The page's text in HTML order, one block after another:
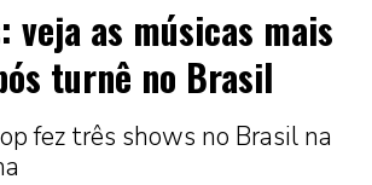
veja as músicas mais
turnê no Brasil
fez três shows no Brasil na